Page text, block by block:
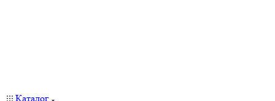
Каталог